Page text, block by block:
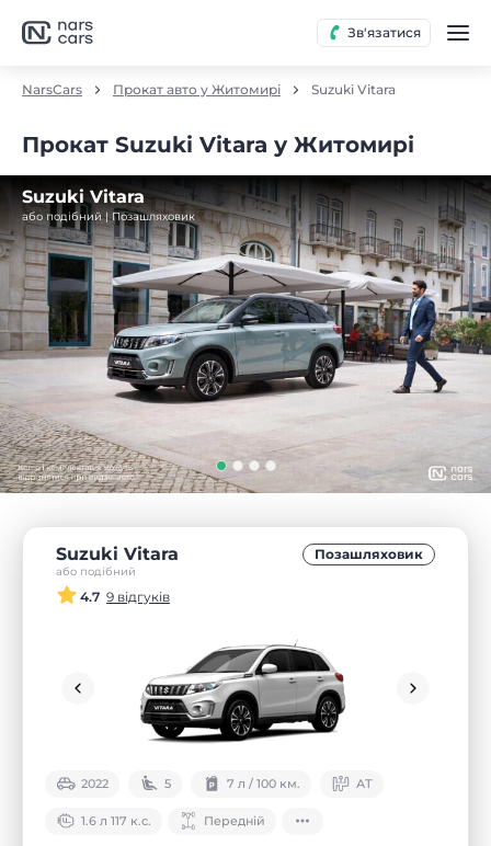
Зв'язатися
NarsCars Прокат авто у Житомирі Suzuki Vitara
Прокат Suzuki Vitara у Житомирі
Suzuki Vitara
або подібний | Позашляховик
Suzuki Vitara
або подібний
Позашляховик
4.7 9 відгуків
2022 5 7 л / 100 км. АТ
1.6 л 117 к.с. Передній